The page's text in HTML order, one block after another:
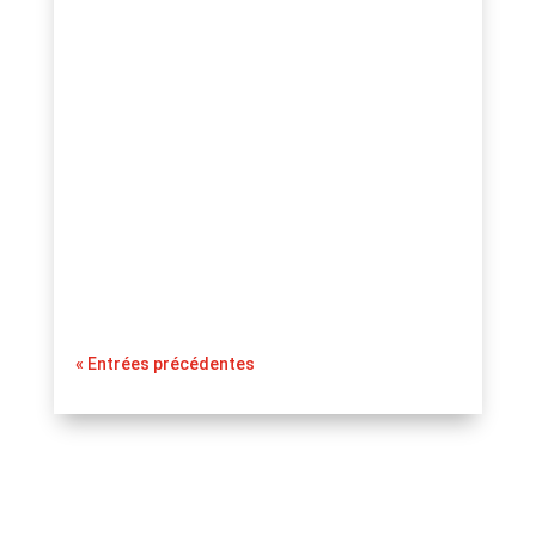
« Entrées précédentes